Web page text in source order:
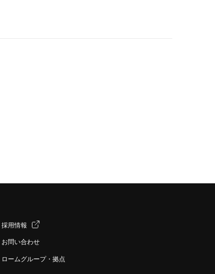
採用情報
お問い合わせ
ロームグループ・拠点